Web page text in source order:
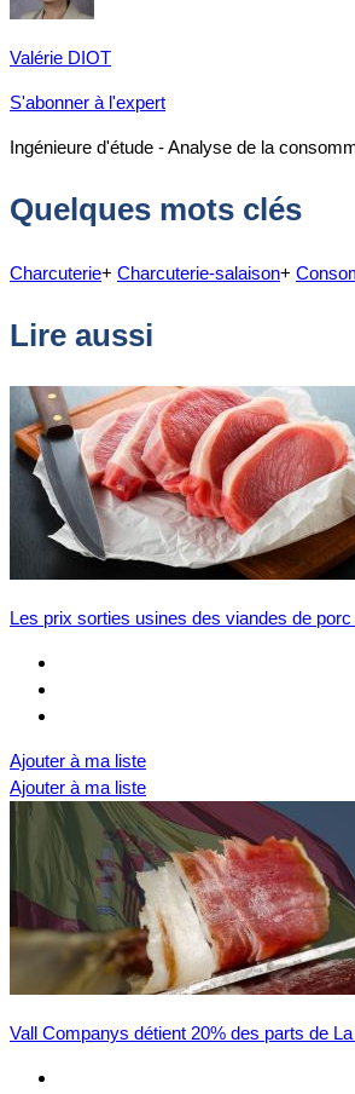
Valérie DIOT
S'abonner à l'expert
Ingénieure d'étude - Analyse de la
Quelques mots clés
Charcuterie+ Charcuterie-salaison+
Lire aussi
Les prix sorties usines des viandes de
Ajouter à ma liste
Ajouter à ma liste
Vall Companys détient 20% des parts de